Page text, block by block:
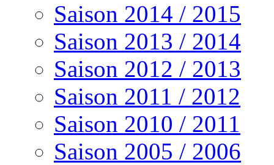
Saison 2014 / 2015
Saison 2013 / 2014
Saison 2012 / 2013
Saison 2011 / 2012
Saison 2010 / 2011
Saison 2005 / 2006